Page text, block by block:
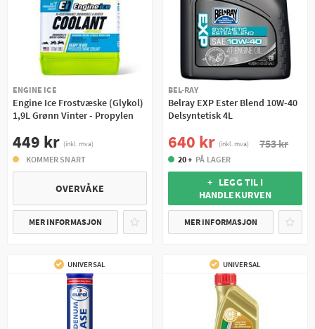
ENGINE ICE
Engine Ice Frostvæske (Glykol)
1,9L Grønn Vinter - Propylen
449 kr (inkl. mva)
KOMMER SNART
OVERVÅKE
MER INFORMASJON
BEL-RAY
Belray EXP Ester Blend 10W-40
Delsyntetisk 4L
640 kr (inkl. mva) 753 kr
20 + PÅ LAGER
+ LEGG TIL I
HANDLEKURVEN
MER INFORMASJON
UNIVERSAL UNIVERSAL